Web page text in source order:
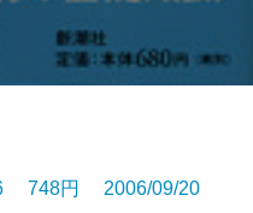
748円 2006/09/20